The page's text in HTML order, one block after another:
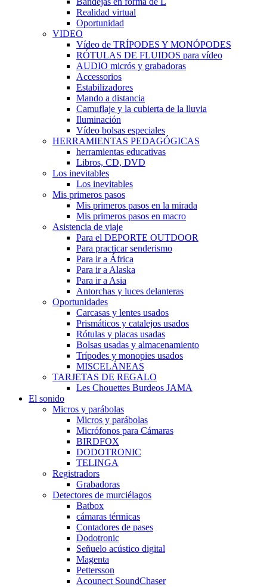
Realidad virtual
Oportunidad
VIDEO
Vídeo de TRÍPODES Y MONÓPODES
RÓTULAS DE FLUIDOS para vídeo
AUDIO micrós y grabadoras
Accessorios
Estabilizadores
Mando a distancia
Camuflaje y la cubierta de la lluvia
Iluminación
Vídeo bolsas especiales
HERRAMIENTAS PEDAGÓGICAS
herramientas educativas
Libros, CD, DVD
Los inevitables
Los inevitables
Mis primeros pasos
Mis primeros pasos en la mirada
Mis primeros pasos en macro
Asistencia de viaje
Para el DEPORTE OUTDOOR
Para practicar senderismo
Para ir a África
Para ir a Alaska
Para ir a Asia
Antorchas y luces delanteras
Oportunidades
Carcasas y lentes usados
Prismáticos y catalejos usados
Rótulas y placas usadas
Bolsas usadas y almacenamiento
Trípodes y monopies usados
MISCELÁNEAS
TARJETAS DE REGALO
Les Chouettes Burdeos JAMA
El sonido
Micros y parábolas
Micros y parábolas
Micrófonos para Cámaras
BIRDFOX
DODOTRONIC
TELINGA
Registradors
Grabadoras
Detectores de murciélagos
Batbox
cámaras térmicas
Contadores de pases
Dodotronic
Señuelo acústico digital
Magenta
Pettersson
Acounect SoundChaser